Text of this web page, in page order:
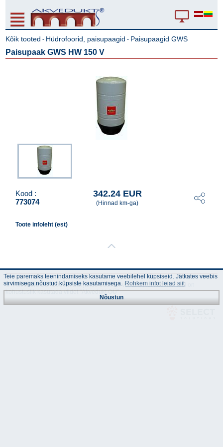
Kõik tooted - Hüdrofoorid, paisupaagid - Paisupaagid GWS
Paisupaak GWS HW 150 V
Kood :
773074
342.24 EUR
(Hinnad km-ga)
Toote infoleht (est)
© "Akvedukt OÜ" 2026 Materjalide osalisel või täielikul kasutamisel on
kohustuslik kasutada viidet "Akvedukt OÜ"
Teie paremaks teenindamiseks kasutame veebilehel küpsiseid. Jätkates veebis
sirvimisega nõustud küpsiste kasutamisega. Rohkem infot leiad siit
Nõustun